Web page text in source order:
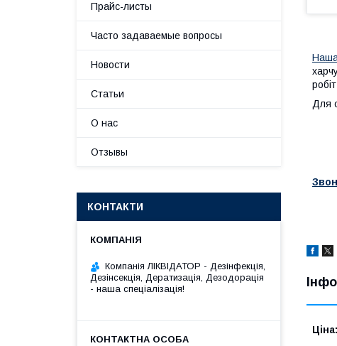
Наша
Для
Ціна:
Прайс-листы
Часто задаваемые вопросы
Новости
Статьи
О нас
Отзывы
КОНТАКТИ
Компанія ЛІКВІДАТОР - Дезінфекція,
Дезінсекція, Дератизація, Дезодорація
- наша спеціалізація!